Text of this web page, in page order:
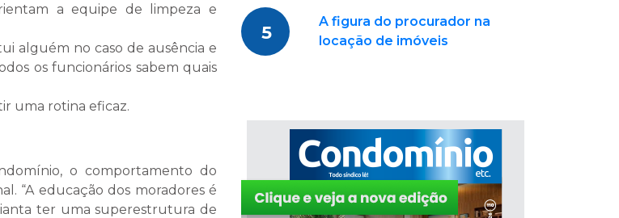
a equipe de limpeza e
alguém no caso de ausência e
os funcionários sabem quais
uma rotina eficaz.
o comportamento do
“A educação dos moradores é
ter uma superestrutura de
5
A figura do procurador na
locação de imóveis